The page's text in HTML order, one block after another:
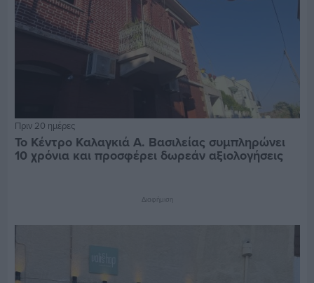
Πριν 20 ημέρες
Το Κέντρο Καλαγκιά Α. Βασιλείας συμπληρώνει
10 χρόνια και προσφέρει δωρεάν αξιολογήσεις
Διαφήμιση